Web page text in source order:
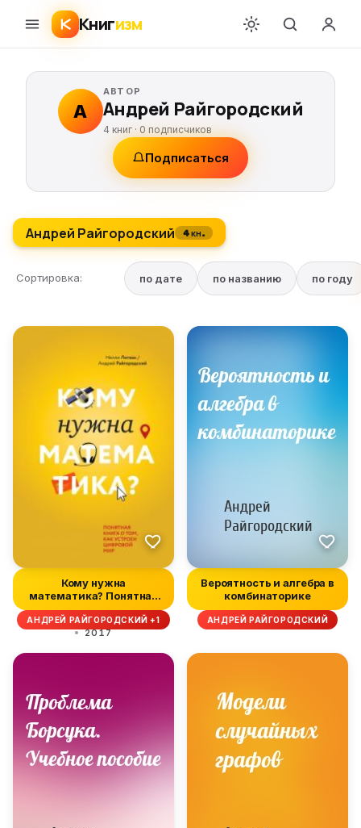
Книгизм
А
АВТОР
Андрей Райгородский
4 книг · 0 подписчиков
Подписаться
Андрей Райгородский 4 кн.
Сортировка: по дате по названию по году
Кому нужна
математика? Понятная
книга о том, как у...
АНДРЕЙ РАЙГОРОДСКИЙ +1
2017
Вероятность и алгебра в
комбинаторике
АНДРЕЙ РАЙГОРОДСКИЙ